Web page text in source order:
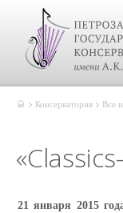
Консерватория Все
21 января 2015